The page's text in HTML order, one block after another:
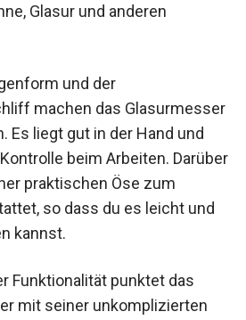
Glasur und anderen
und der
machen das Glasurmesser
Es liegt gut in der Hand und
beim Arbeiten. Darüber
praktischen Öse zum
so dass du es leicht und
kannst.
Funktionalität punktet das
mit seiner unkomplizierten